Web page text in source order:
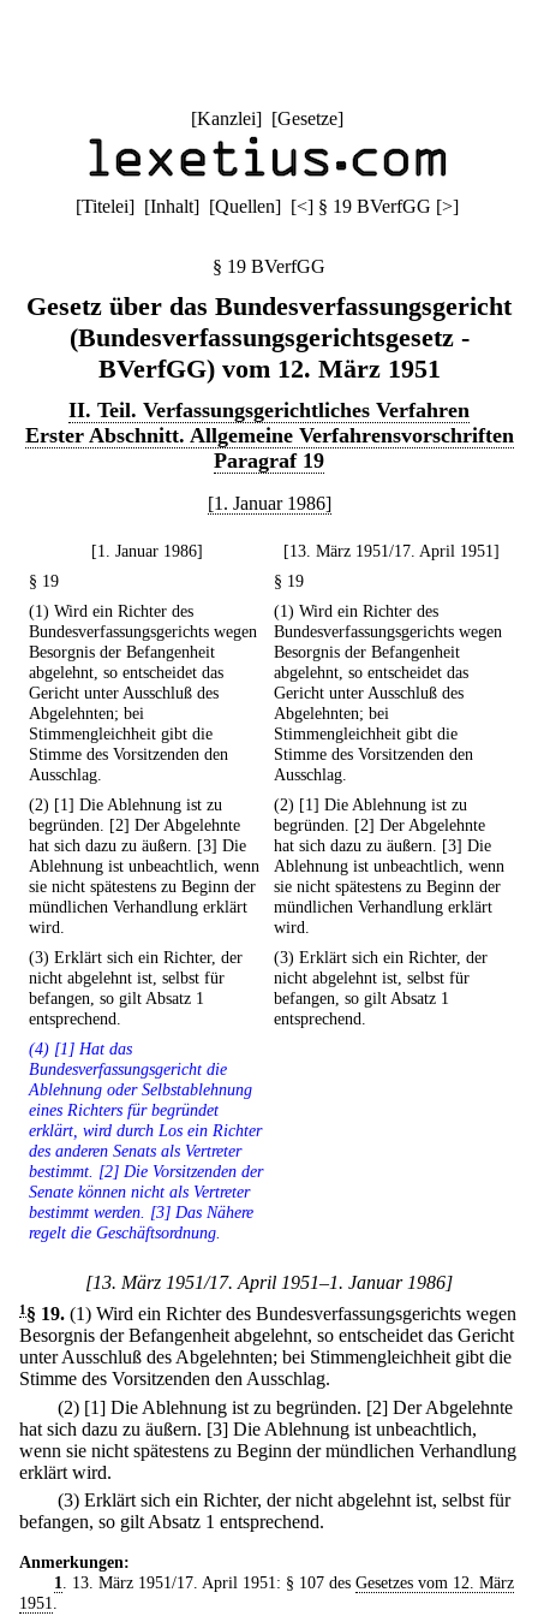
[Kanzlei] [Gesetze]
[Titelei] [Inhalt] [Quellen] [<] § 19 BVerfGG [>]
§ 19 BVerfGG
Gesetz über das Bundesverfassungsgericht
(Bundesverfassungsgerichtsgesetz -
BVerfGG) vom 12. März 1951
II. Teil. Verfassungsgerichtliches Verfahren
Erster Abschnitt. Allgemeine Verfahrensvorschriften
Paragraf 19
[1. Januar 1986]
[1. Januar 1986]
[13. März 1951/17. April 1951]
§ 19
§ 19
(1) Wird ein Richter des
Bundesverfassungsgerichts wegen
Besorgnis der Befangenheit
abgelehnt, so entscheidet das
Gericht unter Ausschluß des
Abgelehnten; bei
Stimmengleichheit gibt die
Stimme des Vorsitzenden den
Ausschlag.
(1) Wird ein Richter des
Bundesverfassungsgerichts wegen
Besorgnis der Befangenheit
abgelehnt, so entscheidet das
Gericht unter Ausschluß des
Abgelehnten; bei
Stimmengleichheit gibt die
Stimme des Vorsitzenden den
Ausschlag.
(2) [1] Die Ablehnung ist zu
begründen. [2] Der Abgelehnte
hat sich dazu zu äußern. [3] Die
Ablehnung ist unbeachtlich, wenn
sie nicht spätestens zu Beginn der
mündlichen Verhandlung erklärt
wird.
(2) [1] Die Ablehnung ist zu
begründen. [2] Der Abgelehnte
hat sich dazu zu äußern. [3] Die
Ablehnung ist unbeachtlich, wenn
sie nicht spätestens zu Beginn der
mündlichen Verhandlung erklärt
wird.
(3) Erklärt sich ein Richter, der
nicht abgelehnt ist, selbst für
befangen, so gilt Absatz 1
entsprechend.
(3) Erklärt sich ein Richter, der
nicht abgelehnt ist, selbst für
befangen, so gilt Absatz 1
entsprechend.
(4) [1] Hat das
Bundesverfassungsgericht die
Ablehnung oder Selbstablehnung
eines Richters für begründet
erklärt, wird durch Los ein Richter
des anderen Senats als Vertreter
bestimmt. [2] Die Vorsitzenden der
Senate können nicht als Vertreter
bestimmt werden. [3] Das Nähere
regelt die Geschäftsordnung.
[13. März 1951/17. April 1951–1. Januar 1986]
1§ 19. (1) Wird ein Richter des Bundesverfassungsgerichts wegen
Besorgnis der Befangenheit abgelehnt, so entscheidet das Gericht
unter Ausschluß des Abgelehnten; bei Stimmengleichheit gibt die
Stimme des Vorsitzenden den Ausschlag.
(2) [1] Die Ablehnung ist zu begründen. [2] Der Abgelehnte
hat sich dazu zu äußern. [3] Die Ablehnung ist unbeachtlich,
wenn sie nicht spätestens zu Beginn der mündlichen Verhandlung
erklärt wird.
(3) Erklärt sich ein Richter, der nicht abgelehnt ist, selbst für
befangen, so gilt Absatz 1 entsprechend.
Anmerkungen:
1
. 13. März 1951/17. April 1951: § 107 des Gesetzes vom 12. März
1951